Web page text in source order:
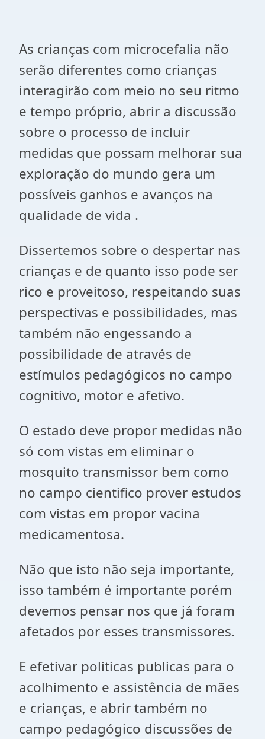
As crianças com microcefalia não
serão diferentes como crianças
interagirão com meio no seu ritmo
e tempo próprio, abrir a discussão
sobre o processo de incluir
medidas que possam melhorar sua
exploração do mundo gera um
possíveis ganhos e avanços na
qualidade de vida .
Dissertemos sobre o despertar nas
crianças e de quanto isso pode ser
rico e proveitoso, respeitando suas
perspectivas e possibilidades, mas
também não engessando a
possibilidade de através de
estímulos pedagógicos no campo
cognitivo, motor e afetivo.
O estado deve propor medidas não
só com vistas em eliminar o
mosquito transmissor bem como
no campo cientifico prover estudos
com vistas em propor vacina
medicamentosa.
Não que isto não seja importante,
isso também é importante porém
devemos pensar nos que já foram
afetados por esses transmissores.
E efetivar politicas publicas para o
acolhimento e assistência de mães
e crianças, e abrir também no
campo pedagógico discussões de